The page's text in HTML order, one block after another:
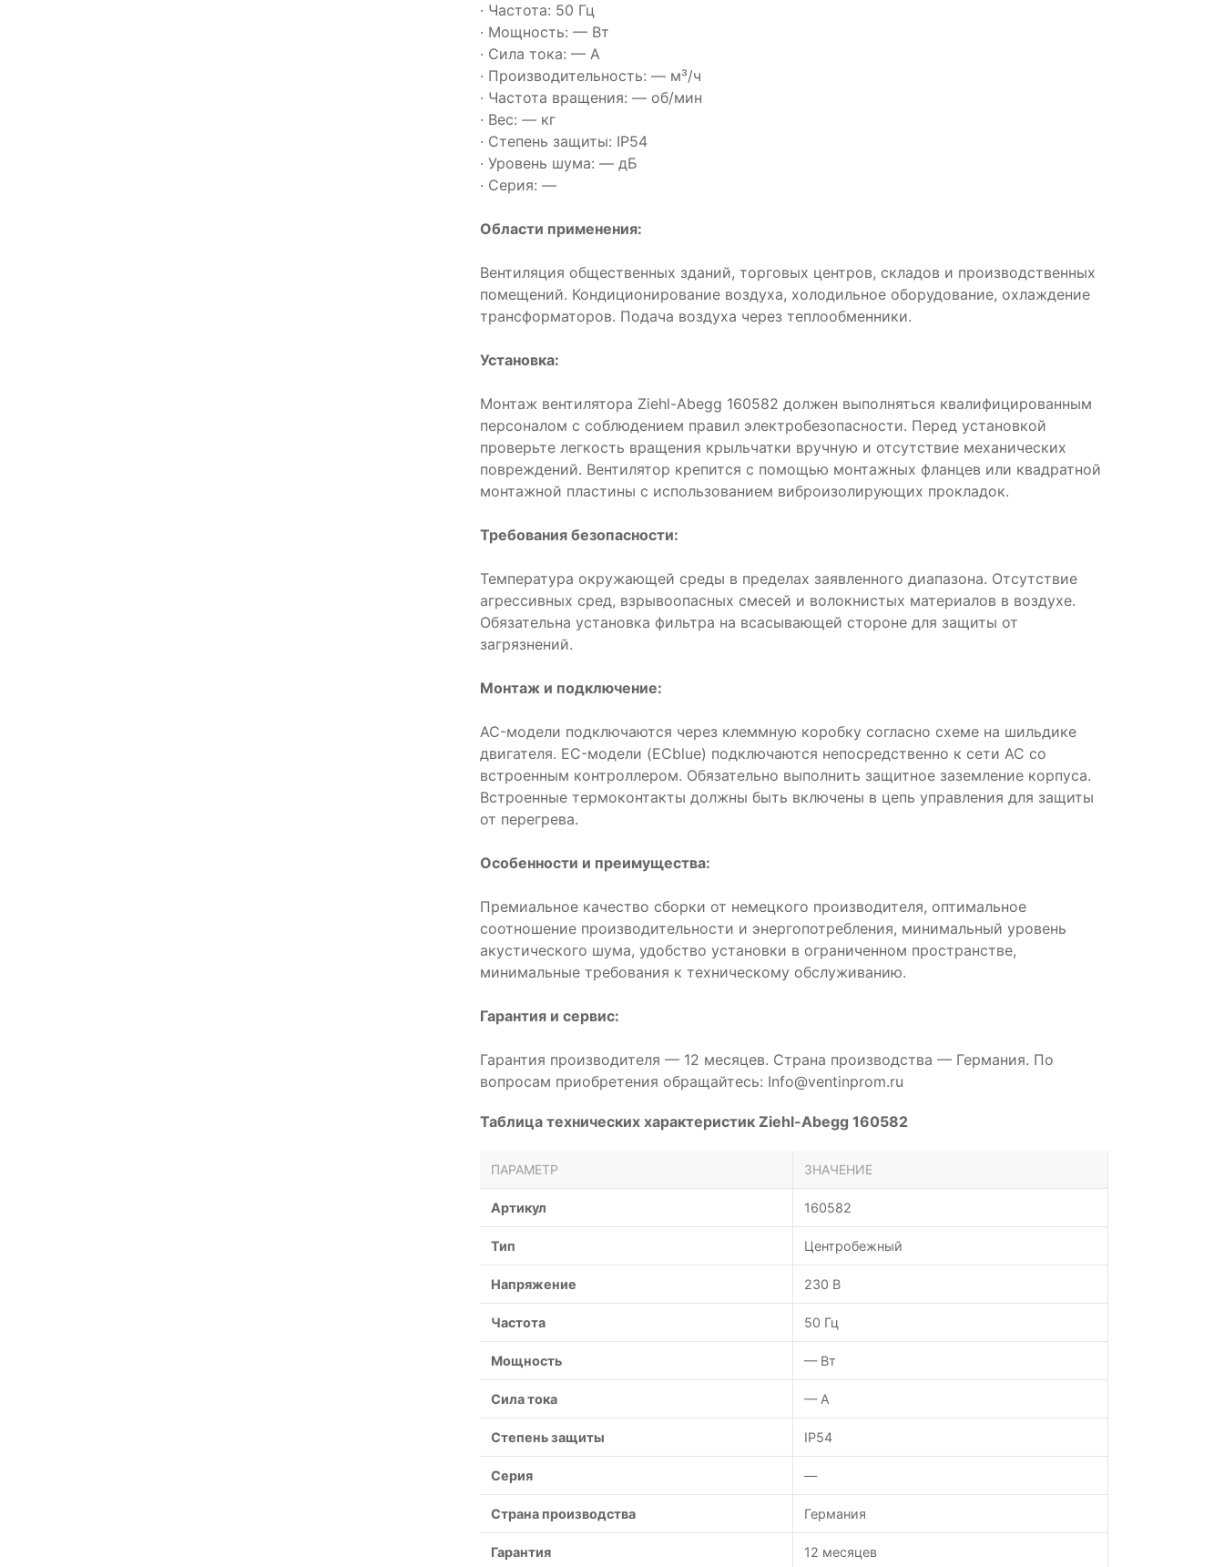
· Частота: 50 Гц
· Мощность: — Вт
· Сила тока: — А
· Производительность: — м³/ч
· Частота вращения: — об/мин
· Вес: — кг
· Степень защиты: IP54
· Уровень шума: — дБ
· Серия: —
Области применения:
Вентиляция общественных зданий, торговых центров, складов и производственных
помещений. Кондиционирование воздуха, холодильное оборудование, охлаждение
трансформаторов. Подача воздуха через теплообменники.
Установка:
Монтаж вентилятора Ziehl-Abegg 160582 должен выполняться квалифицированным
персоналом с соблюдением правил электробезопасности. Перед установкой
проверьте легкость вращения крыльчатки вручную и отсутствие механических
повреждений. Вентилятор крепится с помощью монтажных фланцев или квадратной
монтажной пластины с использованием виброизолирующих прокладок.
Требования безопасности:
Температура окружающей среды в пределах заявленного диапазона. Отсутствие
агрессивных сред, взрывоопасных смесей и волокнистых материалов в воздухе.
Обязательна установка фильтра на всасывающей стороне для защиты от
загрязнений.
Монтаж и подключение:
AC-модели подключаются через клеммную коробку согласно схеме на шильдике
двигателя. EC-модели (ECblue) подключаются непосредственно к сети AC со
встроенным контроллером. Обязательно выполнить защитное заземление корпуса.
Встроенные термоконтакты должны быть включены в цепь управления для защиты
от перегрева.
Особенности и преимущества:
Премиальное качество сборки от немецкого производителя, оптимальное
соотношение производительности и энергопотребления, минимальный уровень
акустического шума, удобство установки в ограниченном пространстве,
минимальные требования к техническому обслуживанию.
Гарантия и сервис:
Гарантия производителя — 12 месяцев. Страна производства — Германия. По
вопросам приобретения обращайтесь: Info@ventinprom.ru
Таблица технических характеристик Ziehl-Abegg 160582
ПАРАМЕТР ЗНАЧЕНИЕ
Артикул 160582
Тип Центробежный
Напряжение 230 В
Частота 50 Гц
Мощность — Вт
Сила тока — А
Степень защиты IP54
Серия —
Страна производства Германия
Гарантия 12 месяцев